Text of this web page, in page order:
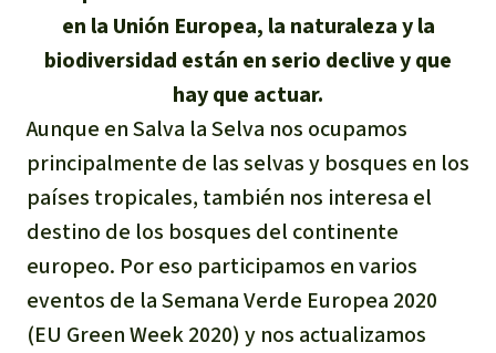
Banners Salva la Selva
Agenda
Biodiversidad
Selva tropical
Derechos de la Naturaleza
Bioenergía
Agua
En los Medios
FAQ
Transparencia
Contacto
Deutsch
English
Français
Italiano
Indonesia
Defensa de la selva
Defensoras y defensores de la
selva
Sudeste de Asia
África
en la Unión Europea, la naturaleza y la
biodiversidad están en serio declive y que
hay que actuar.
Aunque en Salva la Selva nos ocupamos
principalmente de las selvas y bosques en los
países tropicales, también nos interesa el
destino de los bosques del continente
europeo. Por eso participamos en varios
eventos de la Semana Verde Europea 2020
(EU Green Week 2020) y nos actualizamos